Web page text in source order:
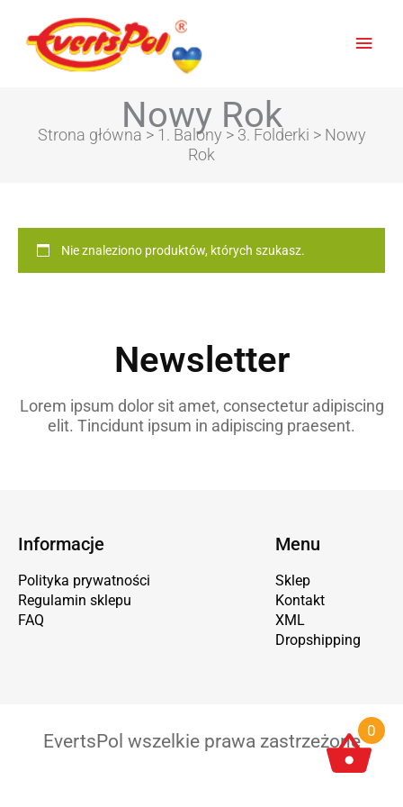
Nowy Rok
Strona główna > 1. Balony > 3. Folderki > Nowy
Rok
Nie znaleziono produktów, których szukasz.
Newsletter
Lorem ipsum dolor sit amet, consectetur adipiscing
elit. Tincidunt ipsum in adipiscing praesent.
Informacje
Polityka prywatności
Regulamin sklepu
FAQ
Menu
Sklep
Kontakt
XML
Dropshipping
EvertsPol wszelkie prawa zastrzeżone
0